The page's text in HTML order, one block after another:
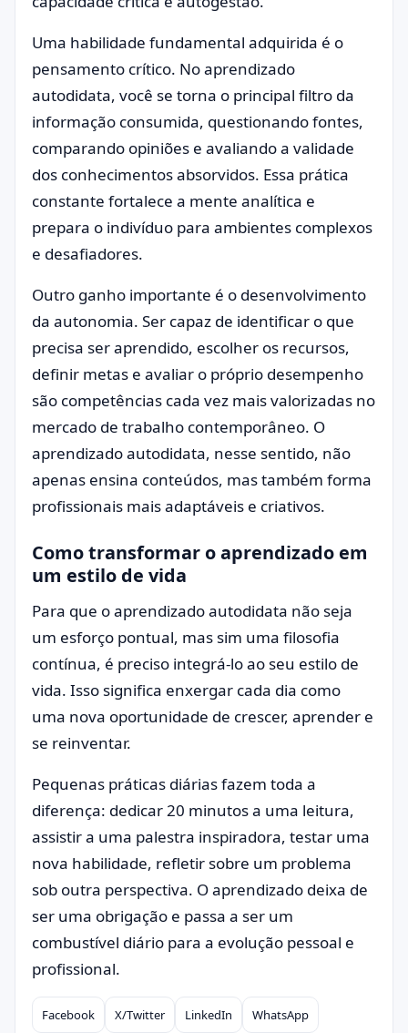
Uma habilidade fundamental adquirida é o
pensamento crítico. No aprendizado
autodidata, você se torna o principal filtro da
informação consumida, questionando fontes,
comparando opiniões e avaliando a validade
dos conhecimentos absorvidos. Essa prática
constante fortalece a mente analítica e
prepara o indivíduo para ambientes complexos
e desafiadores.
Outro ganho importante é o desenvolvimento
da autonomia. Ser capaz de identificar o que
precisa ser aprendido, escolher os recursos,
definir metas e avaliar o próprio desempenho
são competências cada vez mais valorizadas no
mercado de trabalho contemporâneo. O
aprendizado autodidata, nesse sentido, não
apenas ensina conteúdos, mas também forma
profissionais mais adaptáveis e criativos.
Como transformar o aprendizado em
um estilo de vida
Para que o aprendizado autodidata não seja
um esforço pontual, mas sim uma filosofia
contínua, é preciso integrá-lo ao seu estilo de
vida. Isso significa enxergar cada dia como
uma nova oportunidade de crescer, aprender e
se reinventar.
Pequenas práticas diárias fazem toda a
diferença: dedicar 20 minutos a uma leitura,
assistir a uma palestra inspiradora, testar uma
nova habilidade, refletir sobre um problema
sob outra perspectiva. O aprendizado deixa de
ser uma obrigação e passa a ser um
combustível diário para a evolução pessoal e
profissional.
Compartilhar
Facebook X/Twitter LinkedIn WhatsApp